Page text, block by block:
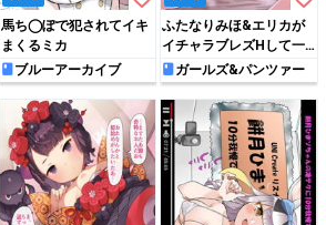
馬ち◯ぽで犯されてイキ
まくるミカ
ブルーアーカイブ
ふたなりみほ&エリカが
イチャラブレズHして一
緒に絶頂しちゃう♡
ガールズ&パンツァー